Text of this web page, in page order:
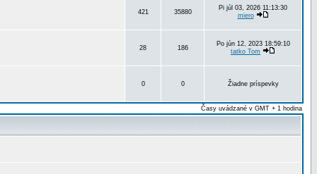
421 35880
Pi júl 03, 2026 11:13:30
miero
28 186
Po jún 12, 2023 18:59:10
tatko Tom
0 0 Žiadne príspevky
Časy uvádzané v GMT + 1 hodina